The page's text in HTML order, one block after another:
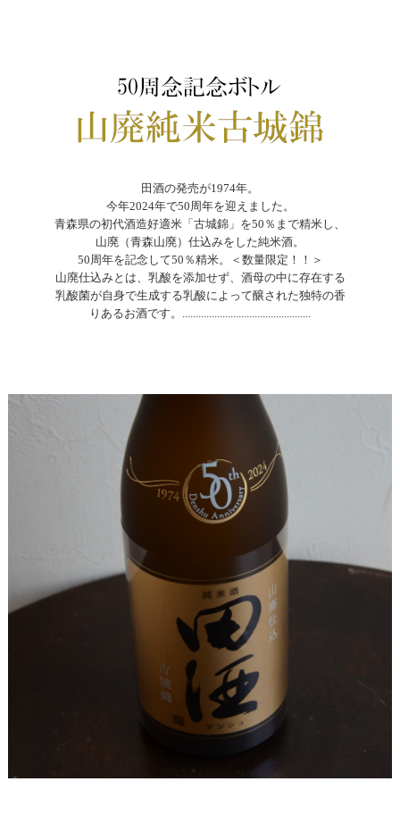
田酒の発売が1974年。
今年2024年で50周年を迎えました。
青森県の初代酒造好適米「古城錦」を50％まで精米し、
山廃（青森山廃）仕込みをした純米酒。
50周年を記念して50％精米。＜数量限定！！＞
山廃仕込みとは、乳酸を添加せず、酒母の中に存在する
乳酸菌が自身で生成する乳酸によって醸された独特の香
りあるお酒です。................................................